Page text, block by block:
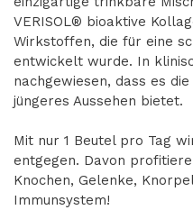
VERISOL® bioaktive
Wirkstoffen, die für eine
entwickelt wurde. In
nachgewiesen, dass es
jüngeres Aussehen bietet.
Mit nur 1 Beutel pro Tag
entgegen. Davon
Knochen, Gelenke,
Immunsystem!